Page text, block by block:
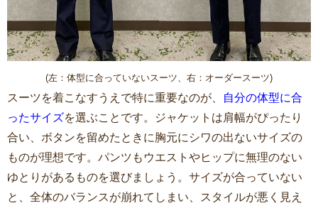
(左：体型に合っていないスーツ、右：オーダースーツ)
スーツを着こなすうえで特に重要なのが、
自分の体型に合
ったサイズを選ぶことです。ジャケットは肩幅がぴったり
合い、ボタンを留めたときに胸元にシワの出ないサイズの
ものが理想です。パンツもウエストやヒップに無理のない
ゆとりがあるものを選びましょう。サイズが合っていない
と、全体のバランスが崩れてしまい、スタイルが悪く見え